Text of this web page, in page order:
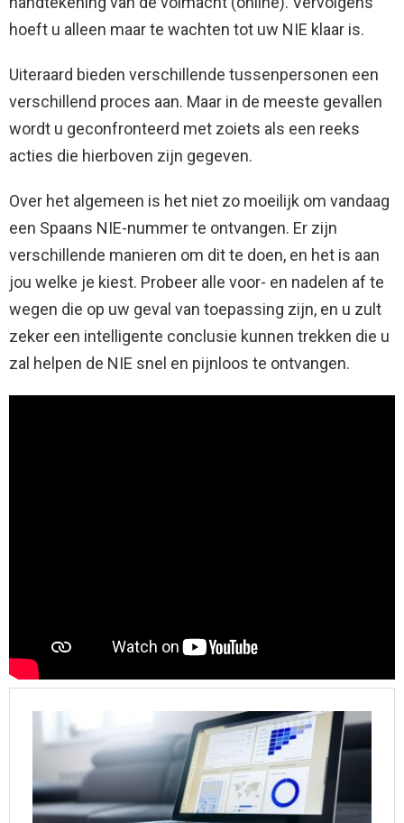
hoeft u alleen maar te wachten tot uw NIE klaar is.
Uiteraard bieden verschillende tussenpersonen een
verschillend proces aan. Maar in de meeste gevallen
wordt u geconfronteerd met zoiets als een reeks
acties die hierboven zijn gegeven.
Over het algemeen is het niet zo moeilijk om vandaag
een Spaans NIE-nummer te ontvangen. Er zijn
verschillende manieren om dit te doen, en het is aan
jou welke je kiest. Probeer alle voor- en nadelen af ​​te
wegen die op uw geval van toepassing zijn, en u zult
zeker een intelligente conclusie kunnen trekken die u
zal helpen de NIE snel en pijnloos te ontvangen.